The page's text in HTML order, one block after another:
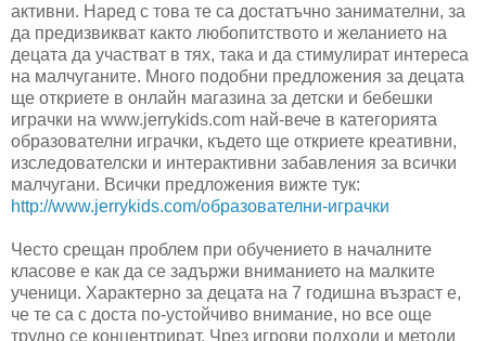
активни. Наред с това те са достатъчно занимателни, за
да предизвикват както любопитството и желанието на
децата да участват в тях, така и да стимулират интереса
на малчуганите. Много подобни предложения за децата
ще откриете в онлайн магазина за детски и бебешки
играчки на www.jerrykids.com най-вече в категорията
образователни играчки, където ще откриете креативни,
изследователски и интерактивни забавления за всички
малчугани. Всички предложения вижте тук:
http://www.jerrykids.com/образователни-играчки
Често срещан проблем при обучението в началните
класове е как да се задържи вниманието на малките
ученици. Характерно за децата на 7 годишна възраст е,
че те са с доста по-устойчиво внимание, но все още
трудно се концентрират. Чрез игрови подходи и методи